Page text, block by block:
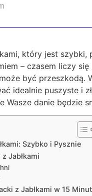
który jest
– czasem liczy
być przeszkodą.
idealnie puszyste i
Wasze danie będzie
Szybko i Pysznie
Jabłkami
z Jabłkami w 15 Minut